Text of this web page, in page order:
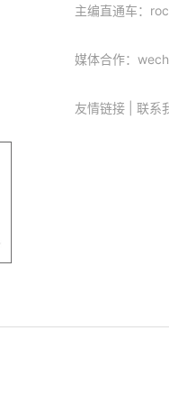
主编直通车：
媒体合作：
友情链接 联系